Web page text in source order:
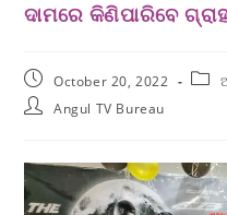
ଦାମରେ କିଣିପାରିବେ
October 20, 2022
Angul TV Bureau